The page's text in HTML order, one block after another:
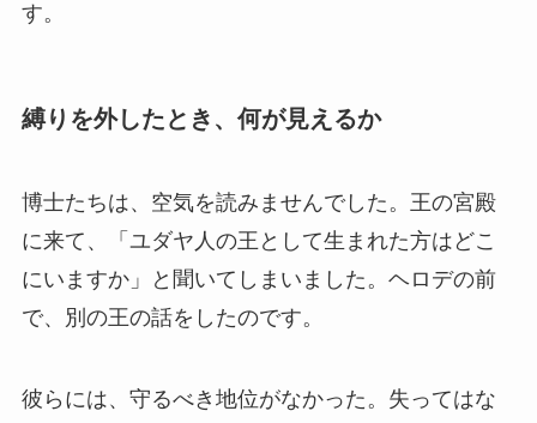
す。
縛りを外したとき、何が見えるか
博士たちは、空気を読みませんでした。王の宮殿
に来て、「ユダヤ人の王として生まれた方はどこ
にいますか」と聞いてしまいました。ヘロデの前
で、別の王の話をしたのです。
彼らには、守るべき地位がなかった。失ってはな